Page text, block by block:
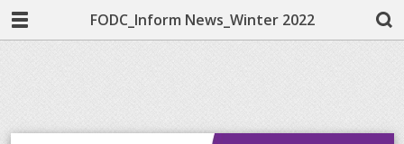
FODC_Inform News_Winter 2022